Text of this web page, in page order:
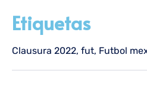
Etiquetas
Clausura 2022, fut, Futbol